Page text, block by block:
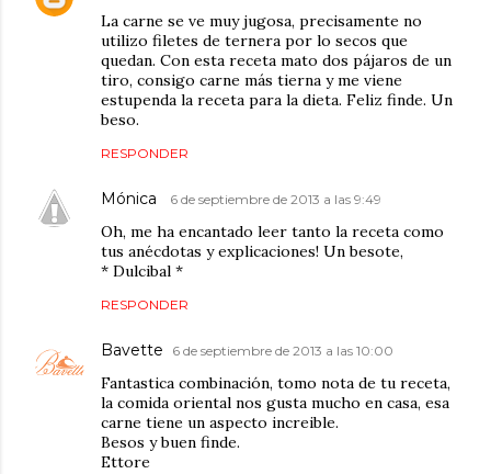
La carne se ve muy jugosa, precisamente no
utilizo filetes de ternera por lo secos que
quedan. Con esta receta mato dos pájaros de un
tiro, consigo carne más tierna y me viene
estupenda la receta para la dieta. Feliz finde. Un
beso.
RESPONDER
Mónica 6 de septiembre de 2013 a las 9:49
Oh, me ha encantado leer tanto la receta como
tus anécdotas y explicaciones! Un besote,
* Dulcibal *
RESPONDER
Bavette 6 de septiembre de 2013 a las 10:00
Fantastica combinación, tomo nota de tu receta,
la comida oriental nos gusta mucho en casa, esa
carne tiene un aspecto increible.
Besos y buen finde.
Ettore